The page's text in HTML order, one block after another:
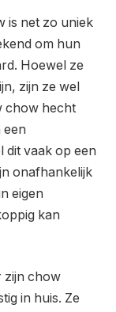
is net zo uniek
om hun
Hoewel ze
zijn ze wel
chow hecht
een
dit vaak op een
onafhankelijk
eigen
kan
zijn chow
in huis. Ze